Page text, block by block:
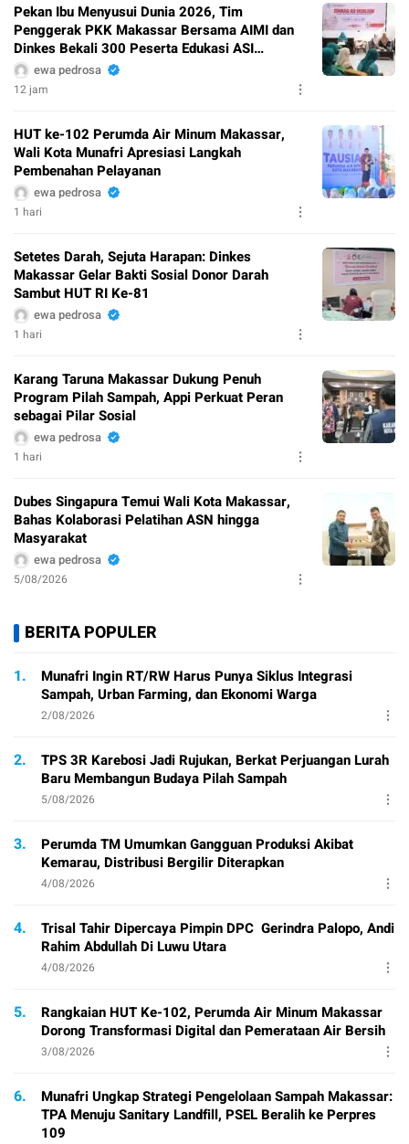
Pekan Ibu Menyusui Dunia 2026, Tim
Penggerak PKK Makassar Bersama AIMI dan
Dinkes Bekali 300 Peserta Edukasi ASI
Eksklusif
ewa pedrosa
12 jam
HUT ke-102 Perumda Air Minum Makassar,
Wali Kota Munafri Apresiasi Langkah
Pembenahan Pelayanan
ewa pedrosa
1 hari
Setetes Darah, Sejuta Harapan: Dinkes
Makassar Gelar Bakti Sosial Donor Darah
Sambut HUT RI Ke-81
ewa pedrosa
1 hari
Karang Taruna Makassar Dukung Penuh
Program Pilah Sampah, Appi Perkuat Peran
sebagai Pilar Sosial
ewa pedrosa
1 hari
Dubes Singapura Temui Wali Kota Makassar,
Bahas Kolaborasi Pelatihan ASN hingga
Masyarakat
ewa pedrosa
5/08/2026
BERITA POPULER
1.
Munafri Ingin RT/RW Harus Punya Siklus Integrasi
Sampah, Urban Farming, dan Ekonomi Warga
2/08/2026
2.
TPS 3R Karebosi Jadi Rujukan, Berkat Perjuangan Lurah
Baru Membangun Budaya Pilah Sampah
5/08/2026
3.
Perumda TM Umumkan Gangguan Produksi Akibat
Kemarau, Distribusi Bergilir Diterapkan
4/08/2026
4.
Trisal Tahir Dipercaya Pimpin DPC Gerindra Palopo, Andi
Rahim Abdullah Di Luwu Utara
4/08/2026
5.
Rangkaian HUT Ke-102, Perumda Air Minum Makassar
Dorong Transformasi Digital dan Pemerataan Air Bersih
3/08/2026
6.
Munafri Ungkap Strategi Pengelolaan Sampah Makassar:
TPA Menuju Sanitary Landfill, PSEL Beralih ke Perpres
109